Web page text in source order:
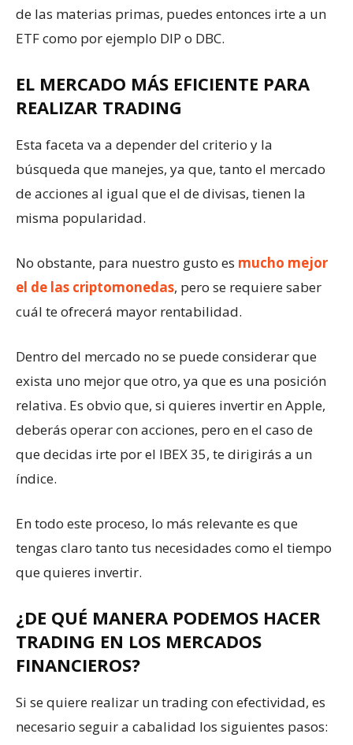
de las materias primas, puedes entonces irte a un
ETF como por ejemplo DIP o DBC.
EL MERCADO MÁS EFICIENTE PARA
REALIZAR TRADING
Esta faceta va a depender del criterio y la
búsqueda que manejes, ya que, tanto el mercado
de acciones al igual que el de divisas, tienen la
misma popularidad.
No obstante, para nuestro gusto es mucho mejor
el de las criptomonedas, pero se requiere saber
cuál te ofrecerá mayor rentabilidad.
Dentro del mercado no se puede considerar que
exista uno mejor que otro, ya que es una posición
relativa. Es obvio que, si quieres invertir en Apple,
deberás operar con acciones, pero en el caso de
que decidas irte por el IBEX 35, te dirigirás a un
índice.
En todo este proceso, lo más relevante es que
tengas claro tanto tus necesidades como el tiempo
que quieres invertir.
¿DE QUÉ MANERA PODEMOS HACER
TRADING EN LOS MERCADOS
FINANCIEROS?
Si se quiere realizar un trading con efectividad, es
necesario seguir a cabalidad los siguientes pasos: